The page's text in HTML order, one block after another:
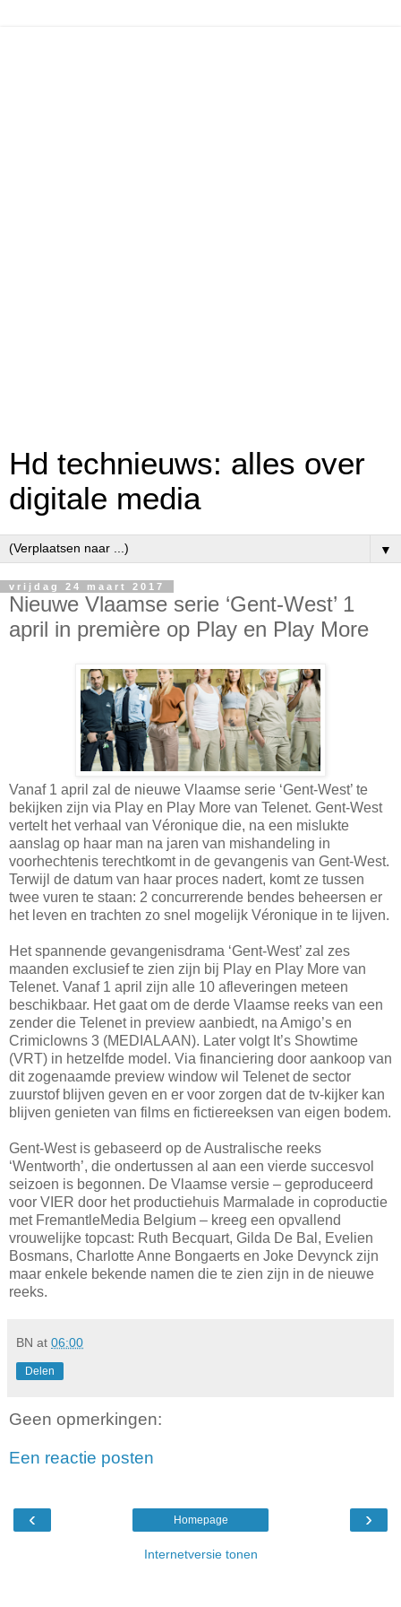
Hd technieuws: alles over
digitale media
▼
vrijdag 24 maart 2017
Nieuwe Vlaamse serie ‘Gent-West’ 1
april in première op Play en Play More
Vanaf 1 april zal de nieuwe Vlaamse serie ‘Gent-West’ te
bekijken zijn via Play en Play More van Telenet. Gent-West
vertelt het verhaal van Véronique die, na een mislukte
aanslag op haar man na jaren van mishandeling in
voorhechtenis terechtkomt in de gevangenis van Gent-West.
Terwijl de datum van haar proces nadert, komt ze tussen
twee vuren te staan: 2 concurrerende bendes beheersen er
het leven en trachten zo snel mogelijk Véronique in te lijven.
Het spannende gevangenisdrama ‘Gent-West’ zal zes
maanden exclusief te zien zijn bij Play en Play More van
Telenet. Vanaf 1 april zijn alle 10 afleveringen meteen
beschikbaar. Het gaat om de derde Vlaamse reeks van een
zender die Telenet in preview aanbiedt, na Amigo’s en
Crimiclowns 3 (MEDIALAAN). Later volgt It’s Showtime
(VRT) in hetzelfde model. Via financiering door aankoop van
dit zogenaamde preview window wil Telenet de sector
zuurstof blijven geven en er voor zorgen dat de tv-kijker kan
blijven genieten van films en fictiereeksen van eigen bodem.
Gent-West is gebaseerd op de Australische reeks
‘Wentworth’, die ondertussen al aan een vierde succesvol
seizoen is begonnen. De Vlaamse versie – geproduceerd
voor VIER door het productiehuis Marmalade in coproductie
met FremantleMedia Belgium – kreeg een opvallend
vrouwelijke topcast: Ruth Becquart, Gilda De Bal, Evelien
Bosmans, Charlotte Anne Bongaerts en Joke Devynck zijn
maar enkele bekende namen die te zien zijn in de nieuwe
reeks.
BN at 06:00
Delen
Geen opmerkingen:
Een reactie posten
‹ ›
Homepage
Internetversie tonen